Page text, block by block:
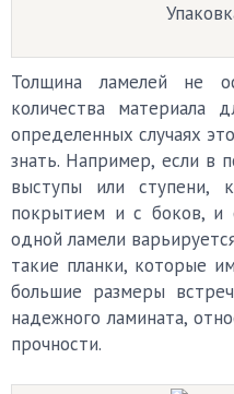
Толщина ламелей не
количества материала
определенных случаях
знать. Например, если в
выступы или ступени,
покрытием и с боков, и
одной ламели
такие планки, которые
большие размеры
надежного ламината,
прочности.